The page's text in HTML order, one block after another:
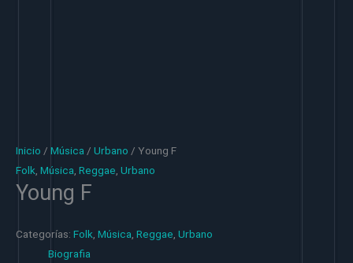
Inicio / Música / Urbano / Young F
Folk, Música, Reggae, Urbano
Young F
Categorías: Folk, Música, Reggae, Urbano
Biografia